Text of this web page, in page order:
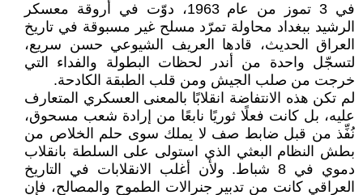
في 3 تموز من عام 1963، دوّت في أروقة معسكر
الرشيد ببغداد محاولة تمرّد مسلح غير مسبوقة في تاريخ
العراق الحديث، قادها العريف الشيوعي حسن سريع،
لتسجّل واحدة من أندر لحظات البطولة والفداء التي
خرجت من صلب الجيش ومن قلب الطبقة الكادحة.
لم تكن هذه الانتفاضة انقلابًا بالمعنى العسكري المتعارف
عليه، بل كانت فعلًا ثوريًا نابعًا من إرادة شعب مسحوق،
نُفِّذ من قبل ضابط صف لا يملك سوى حلم الخلاص من
بطش النظام البعثي الذي استولى على السلطة بانقلاب
دموي في 8 شباط. ولأن أغلب الانقلابات في التاريخ
العراقي كانت من تدبير جنرالات الطموح والمصالح، فإن